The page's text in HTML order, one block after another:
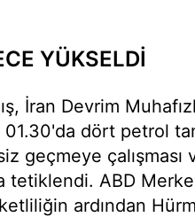
YÜKSELDİ
İran Devrim
dört petrol
geçmeye
tetiklendi. ABD
ardından